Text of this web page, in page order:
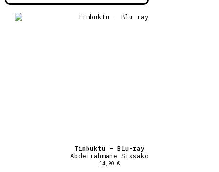
Timbuktu – Blu-ray
Abderrahmane Sissako
14,90 €